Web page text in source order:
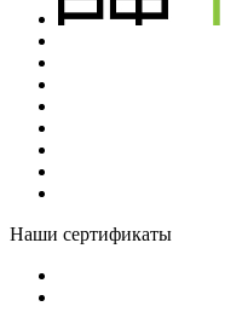
Наши сертификаты